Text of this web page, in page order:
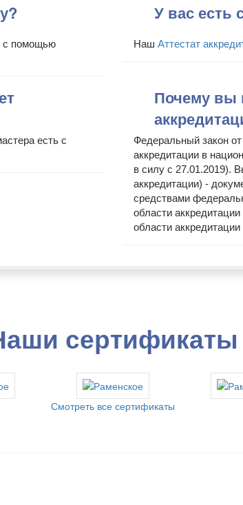
с помощью
У вас есть
Наш Аттестат
есть с
Почему вы
Федеральный закон
аккредитации в
в силу с 27.01.2019).
аккредитации) -
средствами
области
области
сертификаты
Смотреть все сертификаты